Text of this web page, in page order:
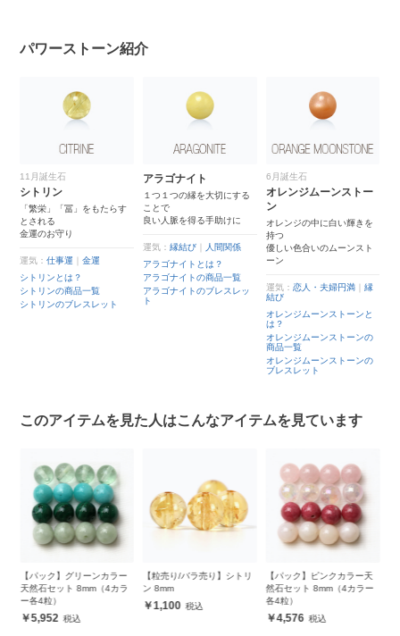
パワーストーン紹介
11月誕生石
シトリン
「繁栄」「冨」をもたらす
とされる
金運のお守り
運気：仕事運 ｜金運
シトリンとは？
シトリンの商品一覧
シトリンのブレスレット
アラゴナイト
１つ１つの縁を大切にする
ことで
良い人脈を得る手助けに
運気：縁結び
人間関係
アラゴナイトとは？
アラゴナイトの商品一覧
アラゴナイトのブレスレッ
ト
6月誕生石
オレンジムーンストー
ン
オレンジの中に白い輝きを
持つ
優しい色合いのムーンスト
ーン
運気： 恋人・夫婦円満｜ 縁
結び
オレンジムーンストーンと
は？
オレンジムーンストーンの
商品一覧
オレンジムーンストーンの
ブレスレット
このアイテムを見た人はこんなアイテムを見ています
【パック】グリーンカラー
天然石セット 8mm（4カラ
ー各4粒）
5,952
【粒売り/バラ売り】シトリ
ン 8mm
1,100
【パック】ピンクカラー天
然石セット 8mm（4カラー
各4粒）
4,576